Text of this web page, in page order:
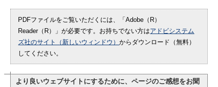
PDFファイルをご覧いただくには、「Adobe（R）
Reader（R）」が必要です。お持ちでない方はアドビシステム
ズ社のサイト（新しいウィンドウ）からダウンロード（無料）
してください。
より良いウェブサイトにするために、ページのご感想をお聞